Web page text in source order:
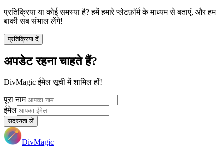
प्रतिक्रिया या कोई समस्या है? हमें हमारे प्लेटफ़ॉर्म के माध्यम से बताएं, और हम
बाकी सब संभाल लेंगे!
प्रतिक्रिया दें
अपडेट रहना चाहते हैं?
DivMagic ईमेल सूची में शामिल हों!
पूरा नाम
ईमेल
सदस्यता लें
DivMagic